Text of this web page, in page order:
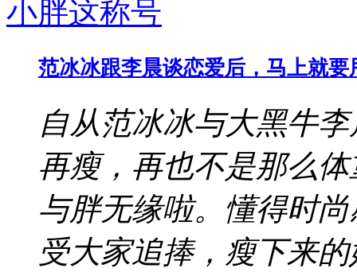
范冰冰跟李晨谈恋爱后，马上就要
自从范冰冰与大黑牛
再瘦，再也不是那么
与胖无缘啦。懂得时
受大家追捧，瘦下来